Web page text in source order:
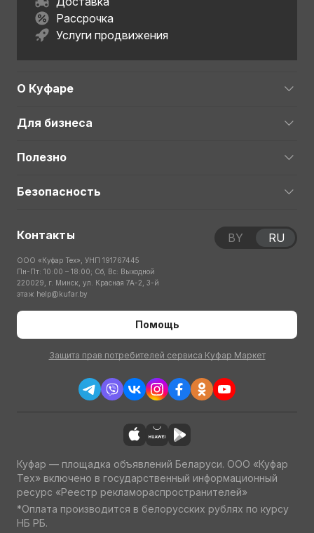
Рассрочка
Услуги продвижения
О Куфаре
Для бизнеса
Полезно
Безопасность
Контакты
ООО «Куфар Тех», УНП 191767445
Пн-Пт: 10:00 – 18:00; Сб, Вс: Выходной
220029, г. Минск, ул. Красная 7А-2, 3-й
этаж help@kufar.by
Помощь
Защита прав потребителей сервиса Куфар Маркет
BY RU
Куфар — площадка объявлений Беларуси. ООО «Куфар
Тех» включено в государственный информационный
ресурс «Реестр рекламораспространителей»
*Оплата производится в белорусских рублях по курсу
НБ РБ.